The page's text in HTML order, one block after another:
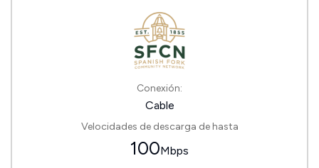
Conexión:
Cable
Velocidades de descarga de hasta
100Mbps